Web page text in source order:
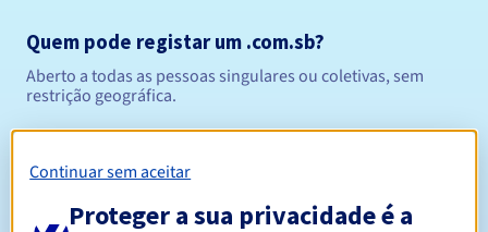
Quem pode registar um .com.sb?
Aberto a todas as pessoas singulares ou coletivas, sem
restrição geográfica.
Entre 1 e 5 anos
Continuar sem aceitar
Proteger a sua privacidade é a